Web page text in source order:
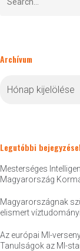
Archívum
Legutóbbi
Mesterséges
Magyarország
Magyarországnak
elismert
Az európai MI-
Tanulságok az MI-